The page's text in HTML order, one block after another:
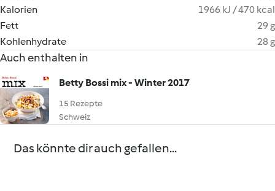
Kalorien
1966 kJ / 470 kcal
Fett
29 g
Kohlenhydrate
28 g
Auch enthalten in
Betty Bossi mix - Winter 2017
15 Rezepte
Schweiz
Das könnte dir auch gefallen...